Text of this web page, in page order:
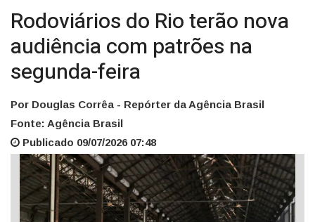
Rodoviários do Rio terão nova
audiência com patrões na
segunda-feira
Por Douglas Corrêa - Repórter da Agência Brasil
Fonte: Agência Brasil
Publicado 09/07/2026 07:48